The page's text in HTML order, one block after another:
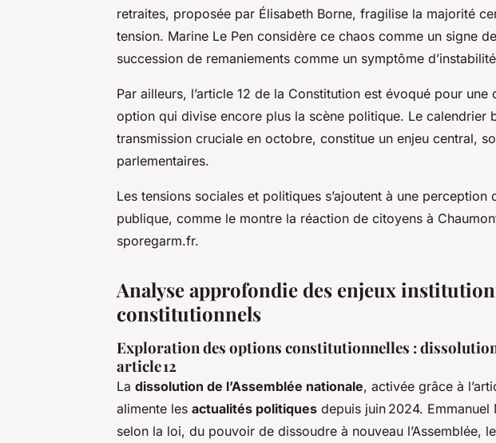
retraites, proposée par Élisabeth Borne, fragilise la majorité
tension. Marine Le Pen considère ce chaos comme un signe
succession de remaniements comme un symptôme
Par ailleurs, l’article 12 de la Constitution est évoqué pour
option qui divise encore plus la scène politique. Le calendrier
transmission cruciale en octobre, constitue un enjeu central,
parlementaires.
Les tensions sociales et politiques s’ajoutent à une
publique, comme le montre la réaction de citoyens à
sporegarm.fr.
Analyse approfondie des enjeux
constitutionnels
Exploration des options constitutionnelles : dissolution
article 12
La dissolution de l’Assemblée nationale, activée grâce à
alimente les actualités politiques depuis juin 2024.
selon la loi, du pouvoir de dissoudre à nouveau l’Assemblée,